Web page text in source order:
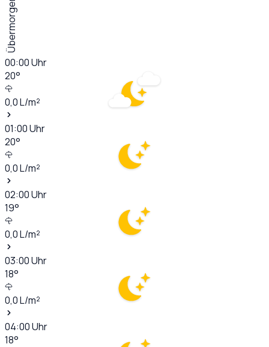
Übermorgen
00:00Uhr
20°
0,0L/m²
01:00Uhr
20°
0,0L/m²
02:00Uhr
19°
0,0L/m²
03:00Uhr
18°
0,0L/m²
04:00Uhr
18°